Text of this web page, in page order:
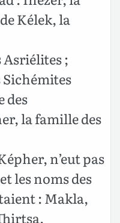
Kélek, la
;
des
la famille des
n’eut pas
les noms des
: Makla,